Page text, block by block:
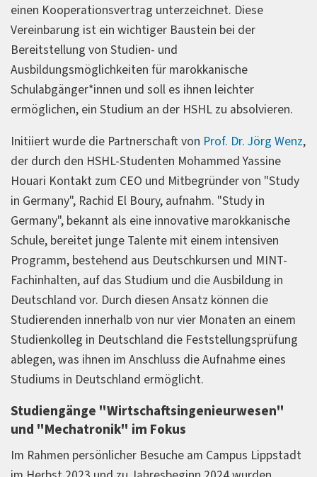
einen Kooperationsvertrag unterzeichnet. Diese
Vereinbarung ist ein wichtiger Baustein bei der
Bereitstellung von Studien- und
Ausbildungsmöglichkeiten für marokkanische
Schulabgänger*innen und soll es ihnen leichter
ermöglichen, ein Studium an der HSHL zu absolvieren.
Initiiert wurde die Partnerschaft von Prof. Dr. Jörg Wenz,
der durch den HSHL-Studenten Mohammed Yassine
Houari Kontakt zum CEO und Mitbegründer von "Study
in Germany", Rachid El Boury, aufnahm. "Study in
Germany", bekannt als eine innovative marokkanische
Schule, bereitet junge Talente mit einem intensiven
Programm, bestehend aus Deutschkursen und MINT-
Fachinhalten, auf das Studium und die Ausbildung in
Deutschland vor. Durch diesen Ansatz können die
Studierenden innerhalb von nur vier Monaten an einem
Studienkolleg in Deutschland die Feststellungsprüfung
ablegen, was ihnen im Anschluss die Aufnahme eines
Studiums in Deutschland ermöglicht.
Studiengänge "Wirtschaftsingenieurwesen"
und "Mechatronik" im Fokus
Im Rahmen persönlicher Besuche am Campus Lippstadt